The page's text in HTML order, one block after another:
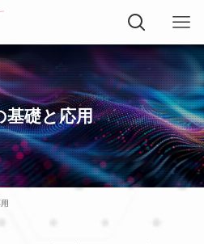
基礎と応用